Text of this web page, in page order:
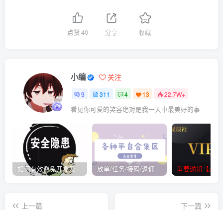
点赞40 分享 收藏
小编 关注
9 311 4 13 22.7W+
看见你可爱的笑容绝对是我一天中最美好的事
如何有效避免开盒及开盒流程 放单/任务/接码/返佣/平台/合集 重要通知【必
上一篇
下一篇